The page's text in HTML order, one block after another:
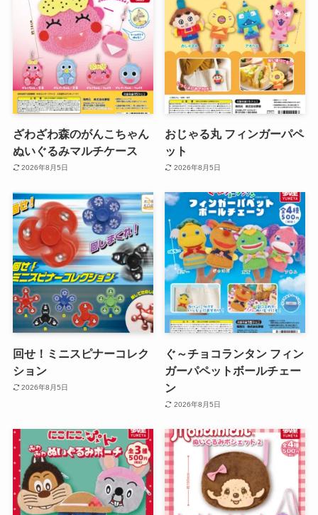
ざわざわ森のがんこちゃん
ぬいぐるみマルチケース
2026年8月5日
おじゃる丸 フィンガーパペ
ット
2026年8月5日
回せ！ミニスピナーコレク
ション
2026年8月5日
ぐ～チョコランタン フィン
ガーパペットボールチェー
ン
2026年8月5日